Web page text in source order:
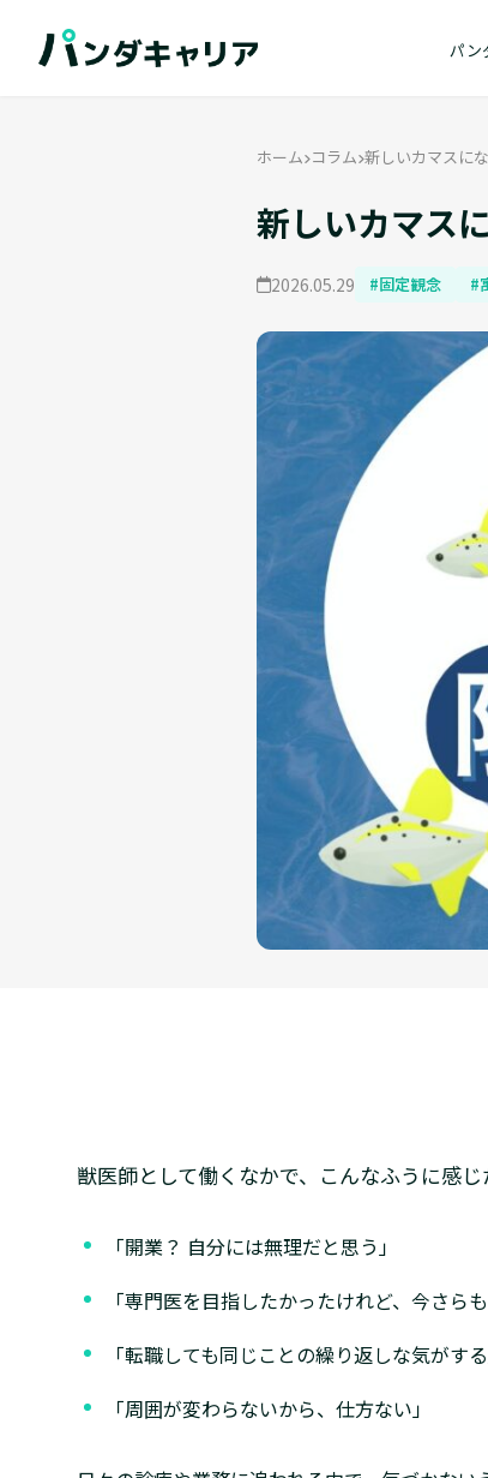
パン
ホーム コラム 新しいカマスに
新しいカマス
2026.05.29 #固定観念 #
獣医師として働くなかで、こんなふうに感
「開業？ 自分には無理だと思う」
「専門医を目指したかったけれど、今さらも
「転職しても同じことの繰り返しな気がする
「周囲が変わらないから、仕方ない」